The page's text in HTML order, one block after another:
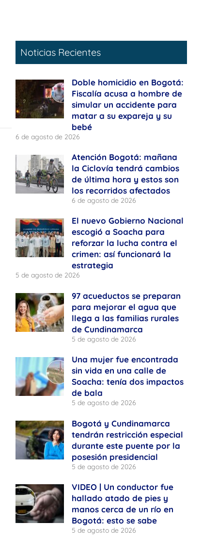
Noticias Recientes
Doble homicidio en Bogotá:
Fiscalía acusa a hombre de
simular un accidente para
matar a su expareja y su
bebé
6 de agosto de 2026
Atención Bogotá: mañana
la Ciclovía tendrá cambios
de última hora y estos son
los recorridos afectados
6 de agosto de 2026
El nuevo Gobierno Nacional
escogió a Soacha para
reforzar la lucha contra el
crimen: así funcionará la
estrategia
5 de agosto de 2026
97 acueductos se preparan
para mejorar el agua que
llega a las familias rurales
de Cundinamarca
5 de agosto de 2026
Una mujer fue encontrada
sin vida en una calle de
Soacha: tenía dos impactos
de bala
5 de agosto de 2026
Bogotá y Cundinamarca
tendrán restricción especial
durante este puente por la
posesión presidencial
5 de agosto de 2026
VIDEO | Un conductor fue
hallado atado de pies y
manos cerca de un río en
Bogotá: esto se sabe
5 de agosto de 2026